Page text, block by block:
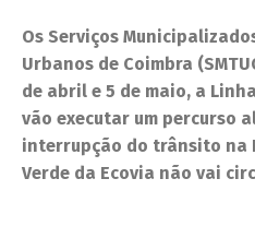
Os Serviços
Urbanos de Coimbra
de abril e 5 de maio, a
vão executar um percurso
interrupção do trânsito na
Verde da Ecovia não vai